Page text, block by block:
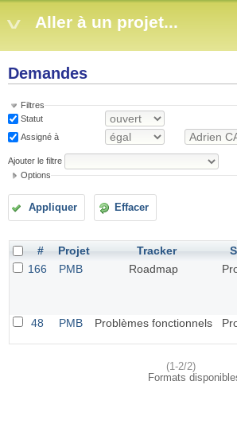
Aller à un projet...
Demandes
Filtres
Statut
Assigné à
Ajouter le filtre
Options
Appliquer Effacer
# Projet Tracker
166
PMB Roadmap
48
PMB Problèmes fonctionnels
(1-2/2)
Formats